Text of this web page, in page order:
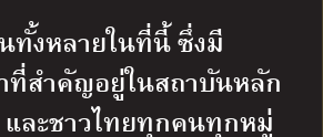
ทั้งหลายในที่นี้ ซึ่งมี
ที่สำคัญอยู่ในสถาบันหลัก
และชาวไทยทุกคนทุกหมู่